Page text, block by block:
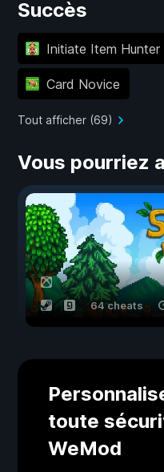
Succès
Initiate Item Hunter
Card Novice
Tout afficher (69)
Vous pourriez
64 cheats
toute
WeMod